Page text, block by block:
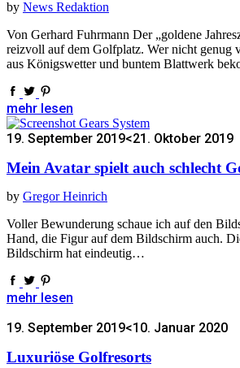
by News Redaktion
Von Gerhard Fuhrmann Der „goldene
reizvoll auf dem Golfplatz. Wer nicht genug
aus Königswetter und buntem Blattwerk
mehr lesen
19. September 2019<21. Oktober 2019
Mein Avatar spielt auch schlecht
by Gregor Heinrich
Voller Bewunderung schaue ich auf den
Hand, die Figur auf dem Bildschirm auch.
Bildschirm hat eindeutig…
mehr lesen
19. September 2019<10. Januar 2020
Luxuriöse Golfresorts